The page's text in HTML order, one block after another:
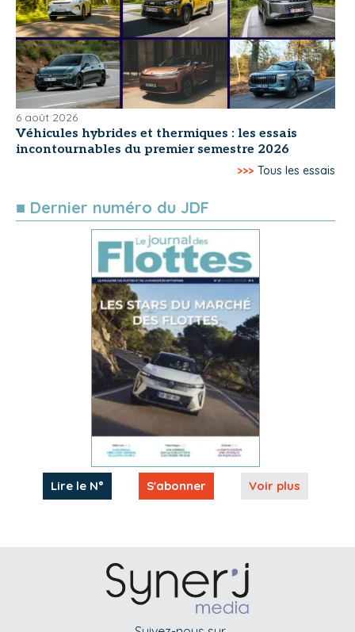
6 août 2026
Véhicules hybrides et thermiques : les essais
incontournables du premier semestre 2026
>>> Tous les essais
■ Dernier numéro du JDF
Lire le N° S'abonner Voir plus